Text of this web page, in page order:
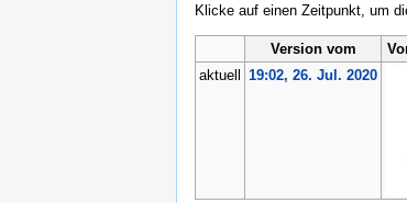
Klicke auf einen Zeitpunkt, um
Version vom
aktuell
19:02, 26. Jul. 2020